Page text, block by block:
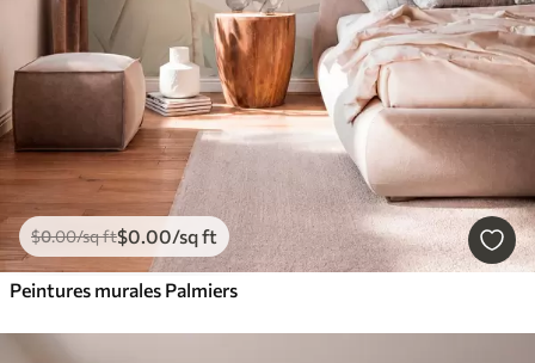
$0.00/sq ft$0.00/sq ft
Peintures murales Palmiers